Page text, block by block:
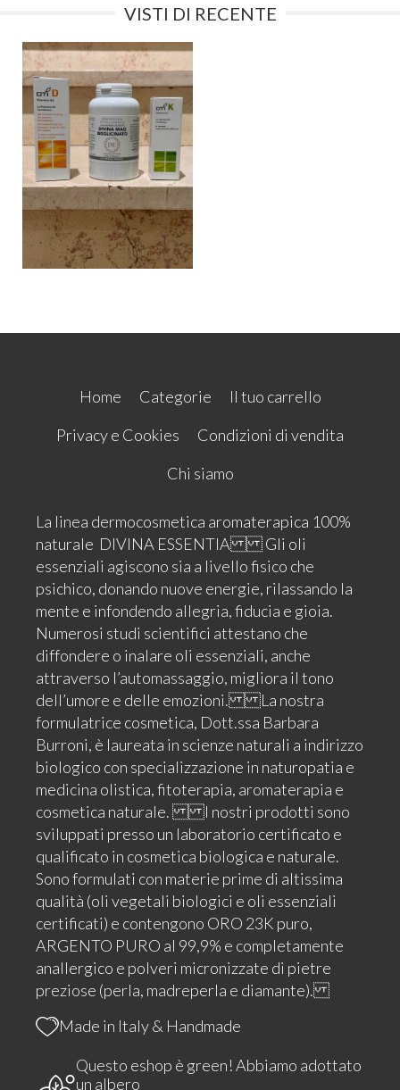
VISTI DI RECENTE
Home Categorie
Il tuo carrello
Privacy e Cookies
Condizioni di vendita
Chi siamo
La linea dermocosmetica aromaterapica 100%
naturale DIVINA ESSENTIA Gli oli
essenziali agiscono sia a livello fisico che
psichico, donando nuove energie, rilassando la
mente e infondendo allegria, fiducia e gioia.
Numerosi studi scientifici attestano che
diffondere o inalare oli essenziali, anche
attraverso l’automassaggio, migliora il tono
dell’umore e delle emozioni. La nostra
formulatrice cosmetica, Dott.ssa Barbara
Burroni, è laureata in scienze naturali a indirizzo
biologico con specializzazione in naturopatia e
medicina olistica, fitoterapia, aromaterapia e
cosmetica naturale. I nostri prodotti sono
sviluppati presso un laboratorio certificato e
qualificato in cosmetica biologica e naturale.
Sono formulati con materie prime di altissima
qualità (oli vegetali biologici e oli essenziali
certificati) e contengono ORO 23K puro,
ARGENTO PURO al 99,9% e completamente
anallergico e polveri micronizzate di pietre
preziose (perla, madreperla e diamante).
Made in Italy & Handmade
Questo eshop è green! Abbiamo adottato
un albero